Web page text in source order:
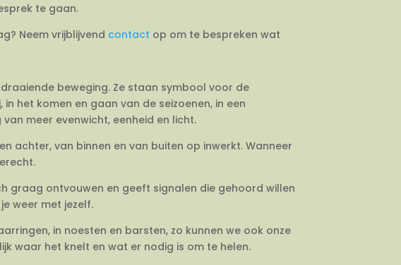
te gaan.
Neem vrijblijvend contact op om te bespreken wat
beweging. Ze staan symbool voor de
het komen en gaan van de seizoenen, in een
meer evenwicht, eenheid en licht.
achter, van binnen en van buiten op inwerkt. Wanneer
graag ontvouwen en geeft signalen die gehoord willen
weer met jezelf.
in noesten en barsten, zo kunnen we ook onze
waar het knelt en wat er nodig is om te helen.